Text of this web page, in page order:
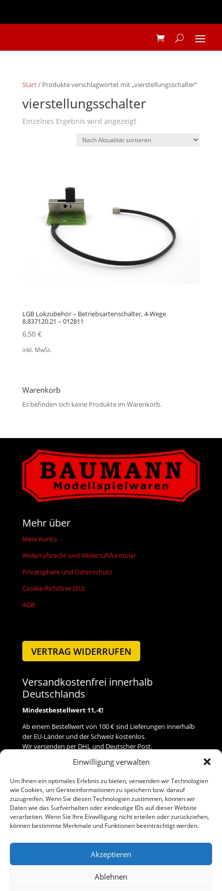
Einwilligung verwalten
Um Ihnen ein optimales Erlebnis zu bieten, verwenden wir Technologien
wie Cookies, um Geräteinformationen zu speichern bzw. darauf
zuzugreifen. Wenn Sie diesen Technologien zustimmen, können wir
Daten wie das Surfverhalten oder eindeutige IDs auf dieser Website
verarbeiten. Wenn Sie Ihre Einwilligung nicht erteilen oder zurückziehen,
können bestimmte Merkmale und Funktionen beeinträchtigt werden.
Akzeptieren
Ablehnen
Start/ Produkte verschlagwortet mit „vierstellungsschalter“
vierstellungsschalter
Einzelnes Ergebnis wird angezeigt
LGB Lokzubehör – Betriebsartenschalter, 4-Wege
8.837120.21 – 012811
6,50 €
inkl. MwSt.
Warenkorb
Es befinden sich keine Produkte im Warenkorb.
Mehr über
Mein Konto
Widerrufsrecht und Widerrufsformular
Privatsphäre und Datenschutz
Cookie-Richtlinie (EU)
AGB
VERTRAG WIDERRUFEN
Versandkostenfrei innerhalb
Deutschlands
Mindestbestellwert 11,-€!
Ab einem Bestellwert von 100 € sind Lieferungen innerhalb
der EU-Länder und der Schweiz kostenlos.
Wir versenden per DHL und Deutscher Post.
Versand
Zahlung
Baumann Modellspielwaren
Telefon (0 91 61) 33 84